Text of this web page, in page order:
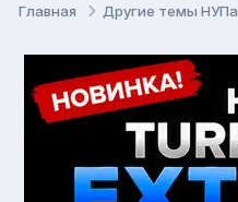
Главная Другие темы НУПа